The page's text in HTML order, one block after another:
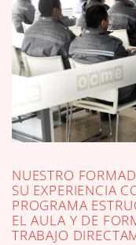
NUESTRO
SU EXPERIENCIA
PROGRAMA
EL AULA Y DE
TRABAJO